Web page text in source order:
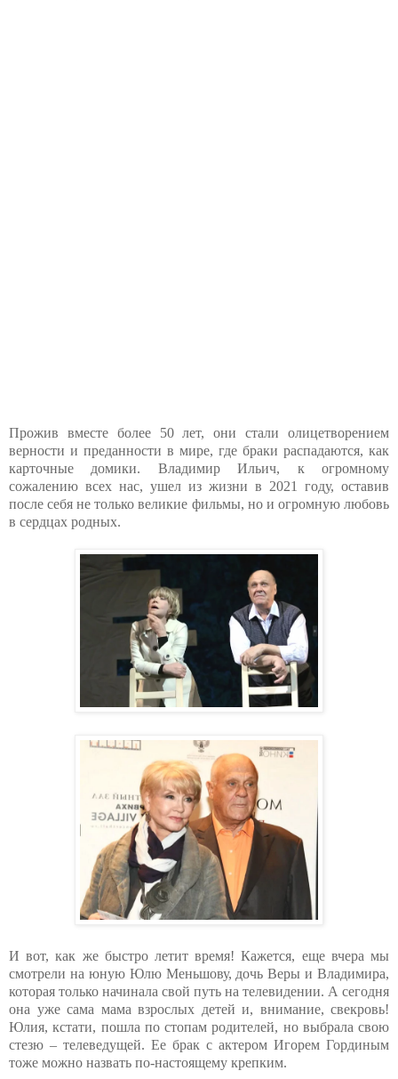
Прожив вместе более 50 лет, они стали олицетворением
верности и преданности в мире, где браки распадаются, как
карточные домики. Владимир Ильич, к огромному
сожалению всех нас, ушел из жизни в 2021 году, оставив
после себя не только великие фильмы, но и огромную любовь
в сердцах родных.
И вот, как же быстро летит время! Кажется, еще вчера мы
смотрели на юную Юлю Меньшову, дочь Веры и Владимира,
которая только начинала свой путь на телевидении. А сегодня
она уже сама мама взрослых детей и, внимание, свекровь!
Юлия, кстати, пошла по стопам родителей, но выбрала свою
стезю – телеведущей. Ее брак с актером Игорем Гординым
тоже можно назвать по-настоящему крепким.